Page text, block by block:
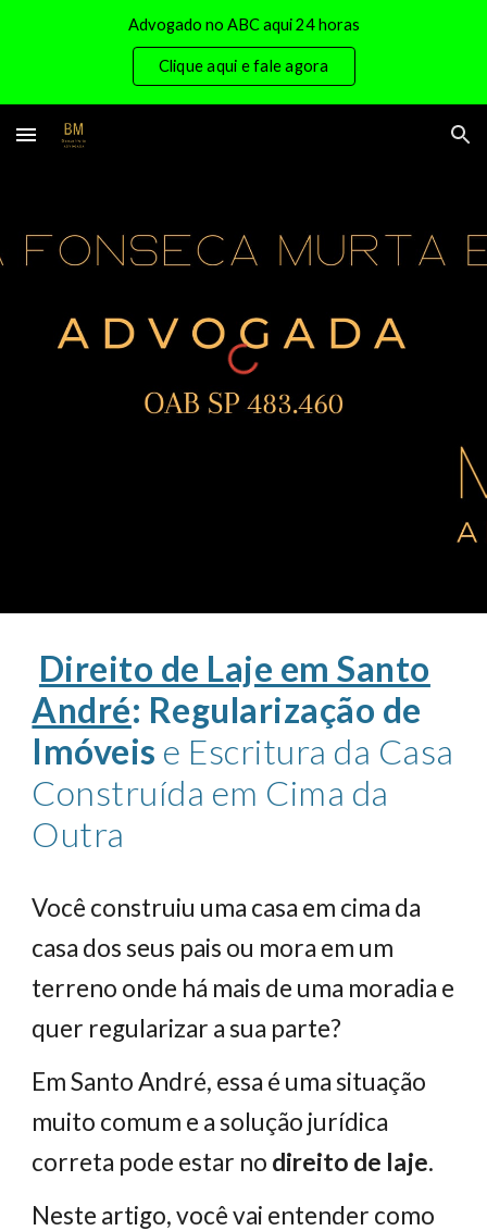
Skip to main content
Advogado no ABC aqui 24 horas
Clique aqui e fale agora
Direito de Laje em Santo
André: Regularização de
Imóveis e Escritura da Casa
Construída em Cima da
Outra
Você construiu uma casa em cima da
casa dos seus pais ou mora em um
terreno onde há mais de uma moradia e
quer regularizar a sua parte?
Em Santo André, essa é uma situação
muito comum e a solução jurídica
correta pode estar no direito de laje.
Neste artigo, você vai entender como